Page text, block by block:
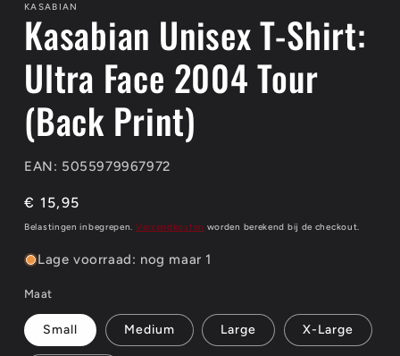
KASABIAN
Kasabian Unisex T-Shirt:
Ultra Face 2004 Tour
(Back Print)
EAN: 5055979967972
Normale
prijs
€ 15,95
Belastingen inbegrepen. Verzendkosten worden berekend bij de checkout.
Lage voorraad: nog maar 1
Maat
Small Medium Large X-Large